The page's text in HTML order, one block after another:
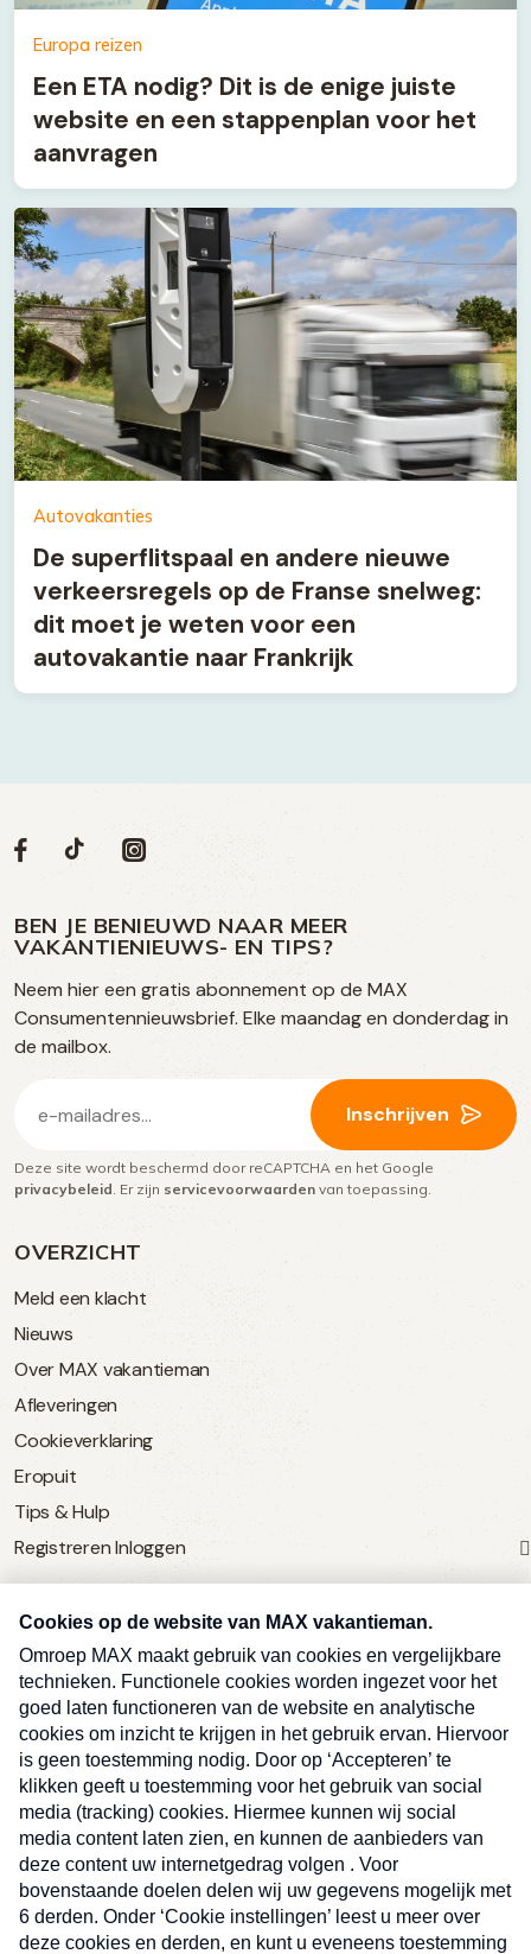
Europa reizen
Een ETA nodig? Dit is de enige juiste
website en een stappenplan voor het
aanvragen
Autovakanties
De superflitspaal en andere nieuwe
verkeersregels op de Franse snelweg:
dit moet je weten voor een
autovakantie naar Frankrijk
OVERZICHT
Meld een klacht
Nieuws
Over MAX vakantieman
Afleveringen
Cookieverklaring
Eropuit
Tips & Hulp
Registreren Inloggen
SERVICE
Over Omroep MAX
MAX Vandaag
MAX Meldpunt
Pers
Contact
Algemene voorwaarden
Privacyverklaring
Kwetsbaarheid melden
RegistrerenInloggen
Volg
op
social
media
Social
Volg
op
Facebook
Volg
op
TikTok
Volg
op
Instagram
BEN JE BENIEUWD NAAR MEER
VAKANTIENIEUWS- EN TIPS?
Neem hier een gratis abonnement op de MAX
Consumentennieuwsbrief. Elke maandag en donderdag in
de mailbox.
mailadres
(Vereist)
Inschrijven
Deze site wordt beschermd door reCAPTCHA en het Google
privacybeleid . Er zijn servicevoorwaarden van toepassing.
Ben je benieuwd naar meer
vakantienieuws- en tips?